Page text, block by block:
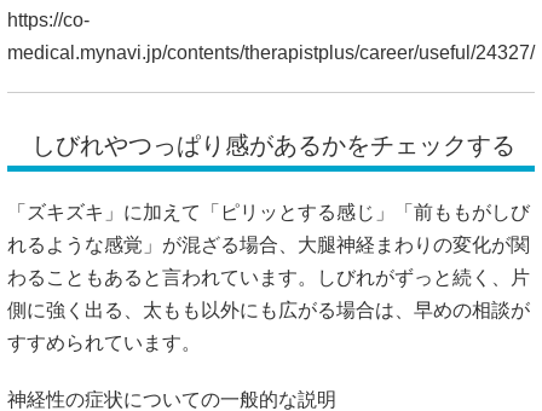
https://co-
medical.mynavi.jp/contents/therapistplus/career/useful/24327/
しびれやつっぱり感があるかをチェックする
「ズキズキ」に加えて「ピリッとする感じ」「前ももがしび
れるような感覚」が混ざる場合、大腿神経まわりの変化が関
わることもあると言われています。しびれがずっと続く、片
側に強く出る、太もも以外にも広がる場合は、早めの相談が
すすめられています。
神経性の症状についての一般的な説明